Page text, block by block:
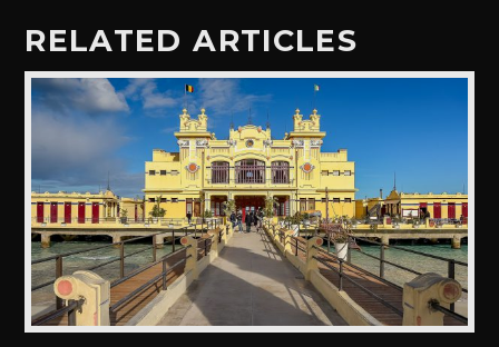
RELATED ARTICLES